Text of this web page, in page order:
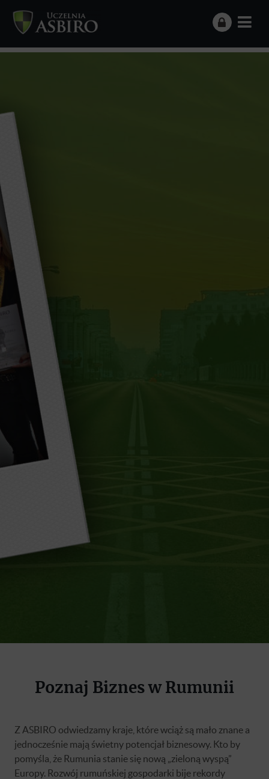
Poznaj Biznes w Rumunii
Z ASBIRO odwiedzamy kraje, które wciąż są mało znane a
jednocześnie mają świetny potencjał biznesowy. Kto by
pomyśla, że Rumunia stanie się nową „zieloną wyspą”
Europy. Rozwój rumuńskiej gospodarki bije rekordy